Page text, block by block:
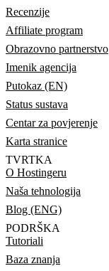
Recenzije
Affiliate program
Obrazovno partnerstvo
Imenik agencija
Putokaz (EN)
Status sustava
Centar za povjerenje
Karta stranice
TVRTKA
O Hostingeru
Naša tehnologija
Blog (ENG)
PODRŠKA
Tutoriali
Baza znanja